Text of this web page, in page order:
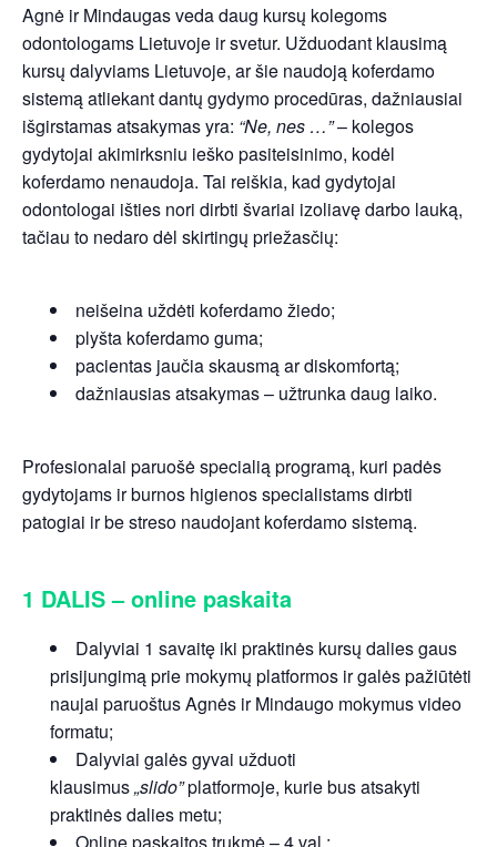
Agnė ir Mindaugas veda daug kursų kolegoms
odontologams Lietuvoje ir svetur. Užduodant klausimą
kursų dalyviams Lietuvoje, ar šie naudoją koferdamo
sistemą atliekant dantų gydymo procedūras, dažniausiai
išgirstamas atsakymas yra: “Ne, nes …”– kolegos
gydytojai akimirksniu ieško pasiteisinimo, kodėl
koferdamo nenaudoja. Tai reiškia, kad gydytojai
odontologai išties nori dirbti švariai izoliavę darbo lauką,
tačiau to nedaro dėl skirtingų priežasčių:
neišeina uždėti koferdamo žiedo;
plyšta koferdamo guma;
pacientas jaučia skausmą ar diskomfortą;
dažniausias atsakymas – užtrunka daug laiko.
Profesionalai paruošė specialią programą, kuri padės
gydytojams ir burnos higienos specialistams dirbti
patogiai ir be streso naudojant koferdamo sistemą.
1 DALIS – online paskaita
Dalyviai 1 savaitę iki praktinės kursų dalies gaus
prisijungimą prie mokymų platformos ir galės pažiūtėti
naujai paruoštus Agnės ir Mindaugo mokymus video
formatu;
Dalyviai galės gyvai užduoti
klausimus„slido”platformoje, kurie bus atsakyti
praktinės dalies metu;
Online paskaitos trukmė – 4 val.;